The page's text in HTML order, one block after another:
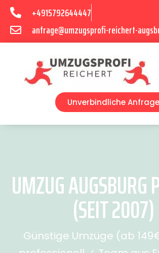
+4915792644447
anfrage@umzugsprofi-reichert-
Unverbindliche Anfrage
UMZUG AUGSBURG
(SEIT 2007)
Günstige Umzüge (ab